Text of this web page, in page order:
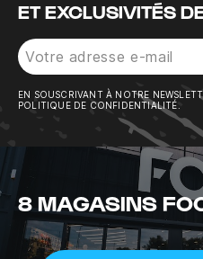
ET EXCLUSIVITÉS
EN SOUSCRIVANT À NOTRE
POLITIQUE DE CONFIDENTIALITÉ.
8 MAGASINS